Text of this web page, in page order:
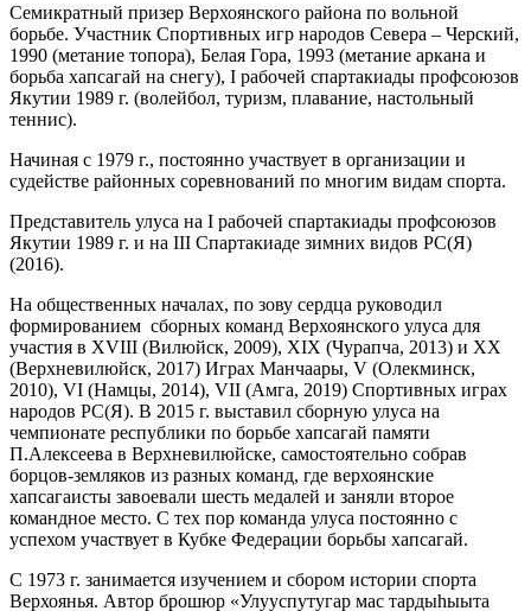
Семикратный призер Верхоянского района по вольной
борьбе. Участник Спортивных игр народов Севера – Черский,
1990 (метание топора), Белая Гора, 1993 (метание аркана и
борьба хапсагай на снегу), I рабочей спартакиады профсоюзов
Якутии 1989 г. (волейбол, туризм, плавание, настольный
теннис).
Начиная с 1979 г., постоянно участвует в организации и
судействе районных соревнований по многим видам спорта.
Представитель улуса на I рабочей спартакиады профсоюзов
Якутии 1989 г. и на III Спартакиаде зимних видов РС(Я)
(2016).
На общественных началах, по зову сердца руководил
формированием сборных команд Верхоянского улуса для
участия в XVIII (Вилюйск, 2009), XIX (Чурапча, 2013) и XX
(Верхневилюйск, 2017) Играх Манчаары, V (Олекминск,
2010), VI (Намцы, 2014), VII (Амга, 2019) Спортивных играх
народов РС(Я). В 2015 г. выставил сборную улуса на
чемпионате республики по борьбе хапсагай памяти
П.Алексеева в Верхневилюйске, самостоятельно собрав
борцов-земляков из разных команд, где верхоянские
хапсагаисты завоевали шесть медалей и заняли второе
командное место. С тех пор команда улуса постоянно с
успехом участвует в Кубке Федерации борьбы хапсагай.
С 1973 г. занимается изучением и сбором истории спорта
Верхоянья. Автор брошюр «Улууспутугар мас тардыһыыта